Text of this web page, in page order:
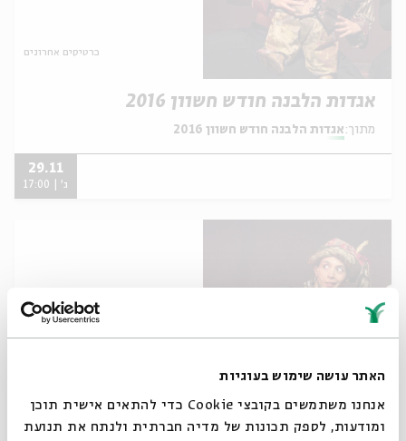
האתר עושה שימוש בעוגיות
אנחנו משתמשים בקובצי Cookie כדי להתאים אישית תוכן
ומודעות, לספק תכונות של מדיה חברתית ולנתח את תנועת
כרטיסים אחרונים
אגדות הלבנה חודש חשוון 2016
מתוך: אגדות הלבנה חודש חשוון 2016
29.11
ג' | 17:00
אגדות הלבנה חודש חשוון 2016